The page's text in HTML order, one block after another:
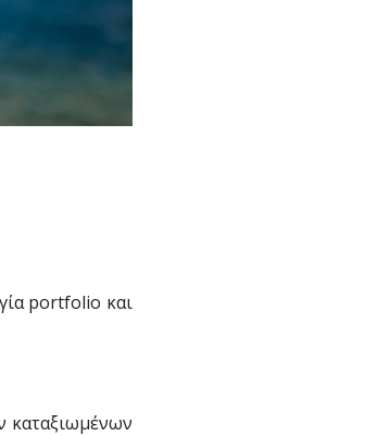
portfolio και
καταξιωμένων